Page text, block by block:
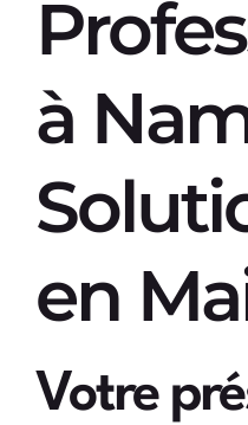
à
en
Votre